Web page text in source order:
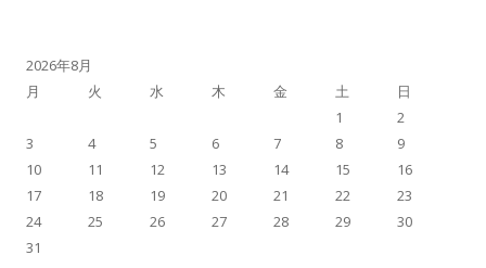
2026年8月
月
火 水 木 金 土 日
1
2
3
4 5 6 7 8
9
10
11 12 13 14 15
16
17
18 19 20 21 22
23
24
25 26 27 28 29
30
31